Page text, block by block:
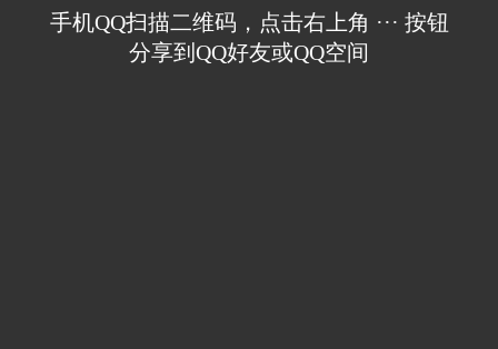
手机QQ扫描二维码，点击右上角 ··· 按钮
分享到QQ好友或QQ空间